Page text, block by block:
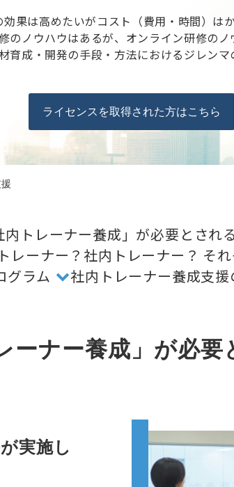
効果は高めたいがコスト（費用・時間）は
のノウハウはあるが、オンライン研修のノ
育成・開発の手段・方法におけるジレン
ライセンスを取得された方はこちら
内トレーナー養成」が必要とされ
レーナー？社内トレーナー？ そ
グラム
社内トレーナー養成支
ーナー養成」が必
実施し